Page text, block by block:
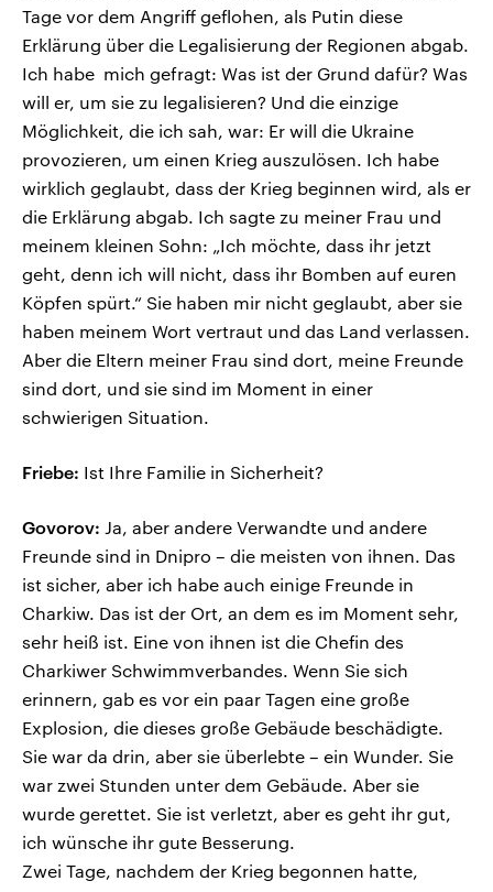
Tage vor dem Angriff geflohen, als Putin diese
Erklärung über die Legalisierung der Regionen abgab.
Ich habe mich gefragt: Was ist der Grund dafür? Was
will er, um sie zu legalisieren? Und die einzige
Möglichkeit, die ich sah, war: Er will die Ukraine
provozieren, um einen Krieg auszulösen. Ich habe
wirklich geglaubt, dass der Krieg beginnen wird, als er
die Erklärung abgab. Ich sagte zu meiner Frau und
meinem kleinen Sohn: „Ich möchte, dass ihr jetzt
geht, denn ich will nicht, dass ihr Bomben auf euren
Köpfen spürt.“ Sie haben mir nicht geglaubt, aber sie
haben meinem Wort vertraut und das Land verlassen.
Aber die Eltern meiner Frau sind dort, meine Freunde
sind dort, und sie sind im Moment in einer
schwierigen Situation.
Friebe: Ist Ihre Familie in Sicherheit?
Govorov: Ja, aber andere Verwandte und andere
Freunde sind in Dnipro – die meisten von ihnen. Das
ist sicher, aber ich habe auch einige Freunde in
Charkiw. Das ist der Ort, an dem es im Moment sehr,
sehr heiß ist. Eine von ihnen ist die Chefin des
Charkiwer Schwimmverbandes. Wenn Sie sich
erinnern, gab es vor ein paar Tagen eine große
Explosion, die dieses große Gebäude beschädigte.
Sie war da drin, aber sie überlebte – ein Wunder. Sie
war zwei Stunden unter dem Gebäude. Aber sie
wurde gerettet. Sie ist verletzt, aber es geht ihr gut,
ich wünsche ihr gute Besserung.
Zwei Tage, nachdem der Krieg begonnen hatte,